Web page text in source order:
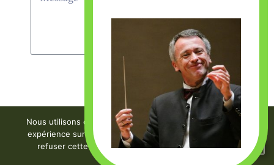
Envoyer
Notre actualité
Neve| Propulsé par
Nous utilisons des cookies pour vous garantir la meilleure
expérience sur notre site web. Vous pouvez accepter ou
refuser cette utilisation en cliquant sur les boutons.